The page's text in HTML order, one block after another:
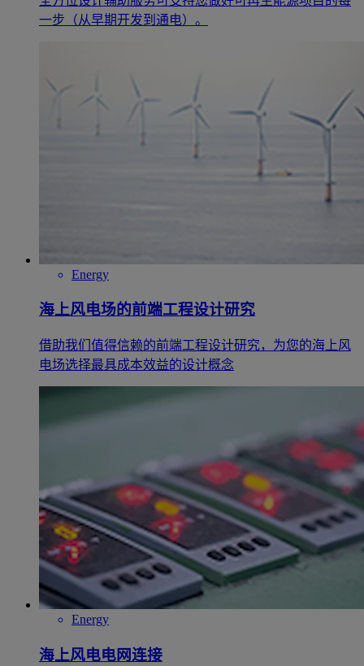
一步（从早期开发到通电）。
Energy
海上风电场的前端工程设计研究
借助我们值得信赖的前端工程设计研究，为您的海上风
电场选择最具成本效益的设计概念
Energy
海上风电电网连接